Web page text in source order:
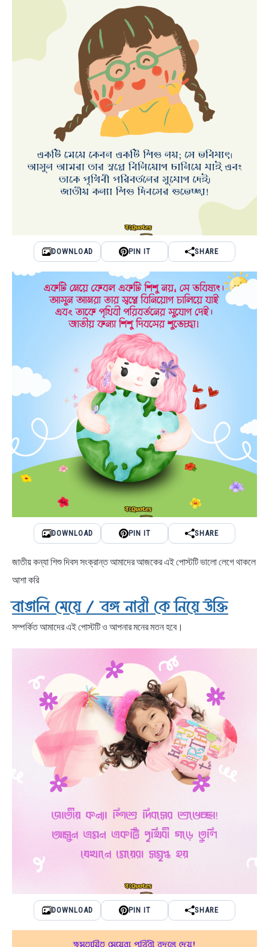
DOWNLOAD PIN IT SHARE
DOWNLOAD PIN IT SHARE
জাতীয় কন্যা শিশু দিবস সংক্রান্ত আমাদের আজকের এই পোস্টটি ভালো লেগে থাকলে
আশা করি
বাঙালি মেয়ে / বঙ্গ নারী কে নিয়ে উক্তি
সম্পর্কিত আমাদের এই পোস্টটি ও আপনার মনের মতন হবে।
DOWNLOAD PIN IT SHARE